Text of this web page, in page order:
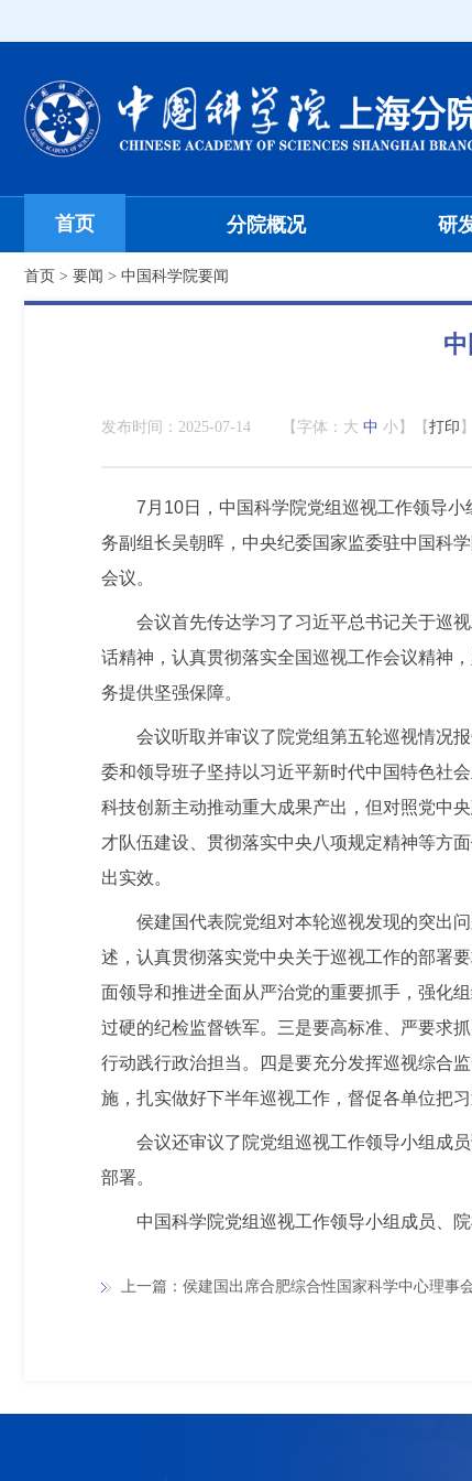
首页 分院概况 研
首页 > 要闻 > 中国科学院要闻
发布时间： 2025-07-14 【字体： 大 中 小 】【 打印
7月10日，中国科学院党组巡视工作领导
务副组长吴朝晖，中央纪委国家监委驻中国科
会议。
会议首先传达学习了习近平总书记关于巡
话精神，认真贯彻落实全国巡视工作会议精神
务提供坚强保障。
会议听取并审议了院党组第五轮巡视情况
委和领导班子坚持以习近平新时代中国特色社
科技创新主动推动重大成果产出，但对照党中
才队伍建设、贯彻落实中央八项规定精神等方
出实效。
侯建国代表院党组对本轮巡视发现的突出
述，认真贯彻落实党中央关于巡视工作的部署
面领导和推进全面从严治党的重要抓手，强化
过硬的纪检监督铁军。三是要高标准、严要求
行动践行政治担当。四是要充分发挥巡视综合
施，扎实做好下半年巡视工作，督促各单位把
会议还审议了院党组巡视工作领导小组成
部署。
中国科学院党组巡视工作领导小组成员、
上一篇：侯建国出席合肥综合性国家科学中心理事